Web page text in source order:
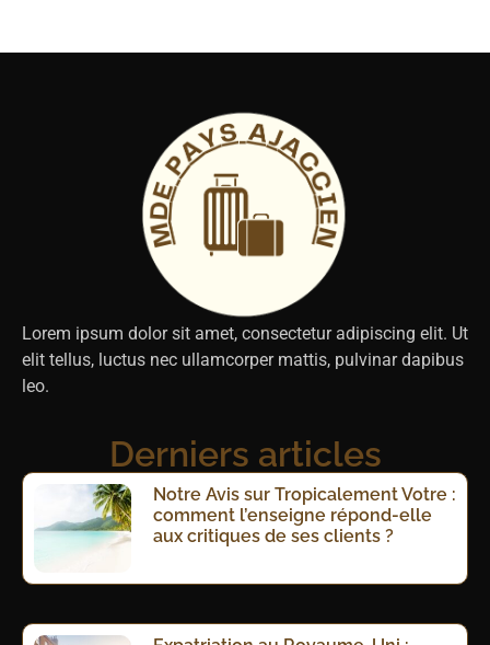
Lorem ipsum dolor sit amet, consectetur adipiscing elit. Ut
elit tellus, luctus nec ullamcorper mattis, pulvinar dapibus
leo.
Derniers articles
Notre Avis sur Tropicalement Votre :
comment l’enseigne répond-elle
aux critiques de ses clients ?